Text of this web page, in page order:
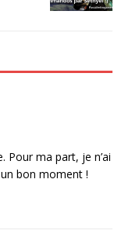
Pour ma part, je n’ai
bon moment !